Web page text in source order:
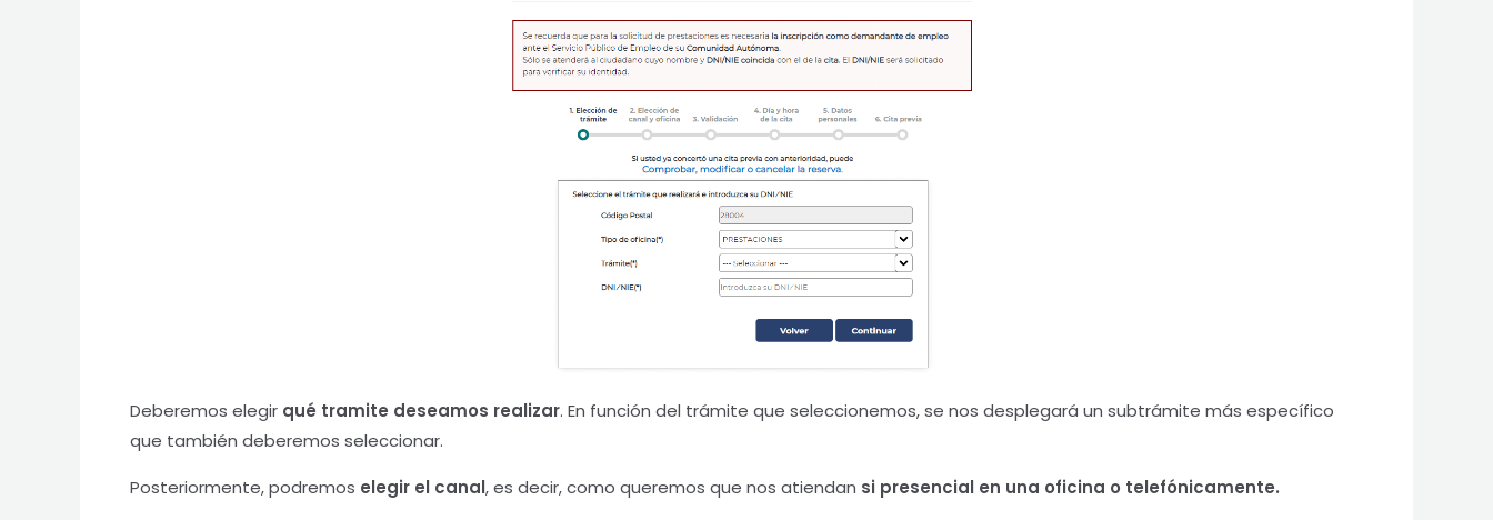
Deberemos elegir qué tramite deseamos realizar. En función del trámite que seleccionemos, se nos desplegará un subtrámite más específico
que también deberemos seleccionar.
Posteriormente, podremos elegir el canal, es decir, como queremos que nos atiendan si presencial en una oficina o telefónicamente.